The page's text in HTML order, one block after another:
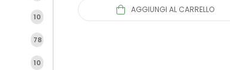
AGGIUNGI AL CARRELLO
10
78
10